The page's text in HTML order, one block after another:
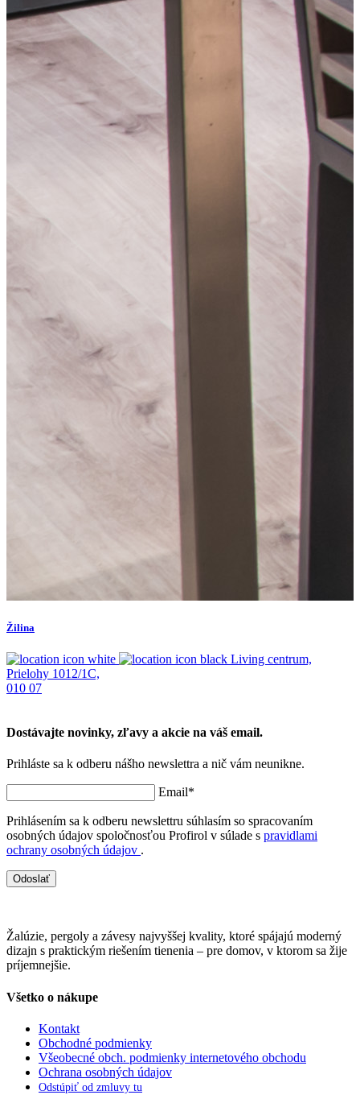
Žilina
Living centrum,
Prielohy 1012/1C,
010 07
Dostávajte novinky, zľavy a akcie na váš email.
Prihláste sa k odberu nášho newslettra a nič vám neunikne.
Email*
Prihlásením sa k odberu newslettru súhlasím so spracovaním
osobných údajov spoločnosťou Profirol v súlade s pravidlami
ochrany osobných údajov .
Odoslať
Žalúzie, pergoly a závesy najvyššej kvality, ktoré spájajú moderný
dizajn s praktickým riešením tienenia – pre domov, v ktorom sa žije
príjemnejšie.
Všetko o nákupe
Kontakt
Obchodné podmienky
Všeobecné obch. podmienky internetového obchodu
Ochrana osobných údajov
Odstúpiť od zmluvy tu